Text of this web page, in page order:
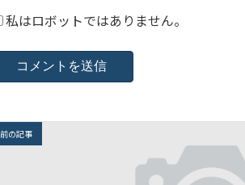
私はロボットではありません。
前の記事